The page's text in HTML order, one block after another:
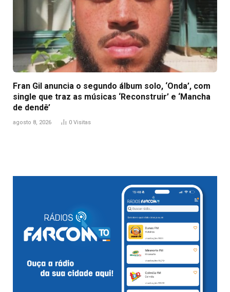
Fran Gil anuncia o segundo álbum solo, ‘Onda’, com
single que traz as músicas ‘Reconstruir’ e ‘Mancha
de dendê’
agosto 8, 2026 0 Visitas